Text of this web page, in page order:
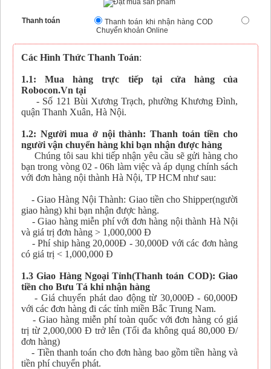
Thanh toán
Thanh toán khi nhận hàng COD
Chuyển khoản Online
Các Hình Thức Thanh Toán:
1.1: Mua hàng trực tiếp tại cửa hàng của
Robocon.Vn tại
- Số 121 Bùi Xương Trạch, phường Khương Đình,
quận Thanh Xuân, Hà Nội.
1.2: Người mua ở nội thành: Thanh toán tiền cho
người vận chuyển hàng khi bạn nhận được hàng
Chúng tôi sau khi tiếp nhận yêu cầu sẽ gửi hàng cho
bạn trong vòng 02 - 06h làm việc và áp dụng chính sách
với đơn hàng nội thành Hà Nội, TP HCM như sau:
- Giao Hàng Nội Thành: Giao tiền cho Shipper(người
giao hàng) khi bạn nhận được hàng.
- Giao hàng miễn phí với đơn hàng nội thành Hà Nội
và giá trị đơn hàng > 1,000,000 Đ
- Phí ship hàng 20,000Đ - 30,000Đ với các đơn hàng
có giá trị < 1,000,000 Đ
1.3 Giao Hàng Ngoại Tỉnh(Thanh toán COD): Giao
tiền cho Bưu Tá khi nhận hàng
- Giá chuyển phát dao động từ 30,000Đ - 60,000Đ
với các đơn hàng đi các tỉnh miền Bắc Trung Nam.
- Giao hàng miễn phí toàn quốc với đơn hàng có giá
trị từ 2,000,000 Đ trở lên (Tối đa không quá 80,000 Đ/
đơn hàng)
- Tiền thanh toán cho đơn hàng bao gồm tiền hàng và
tiền phí chuyển phát.